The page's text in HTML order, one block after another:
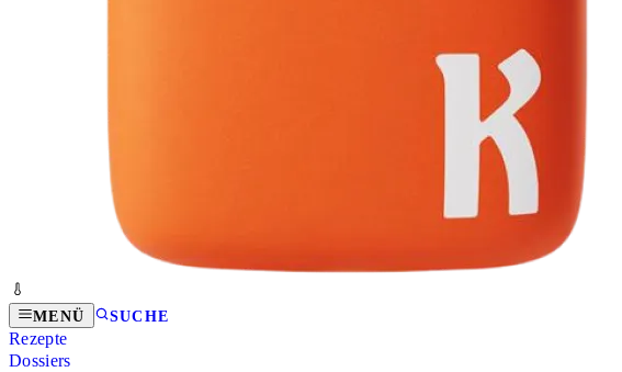
MENÜ SUCHE
Rezepte
Dossiers